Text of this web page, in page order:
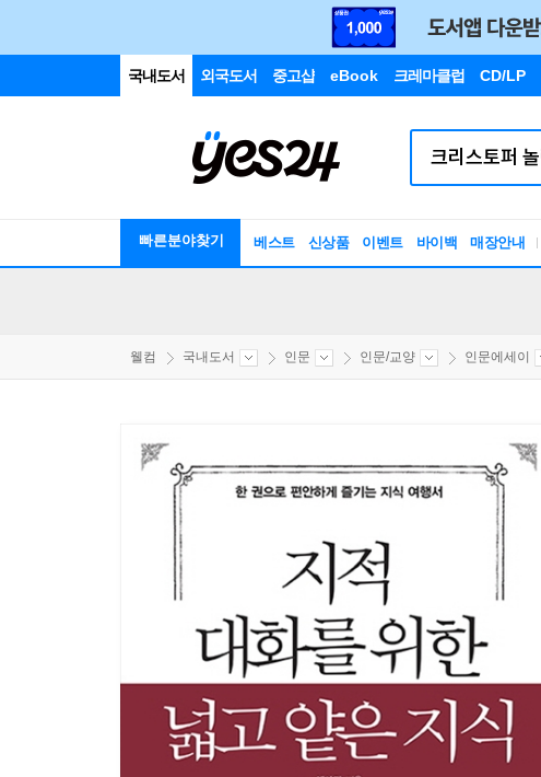
국내도서 외국도서 중고샵 eBook 크레마클럽 CD/LP
빠른분야찾기 베스트 신상품 이벤트 바이백 매장안내
웰컴 국내도서 인문 인문/교양 인문에세이